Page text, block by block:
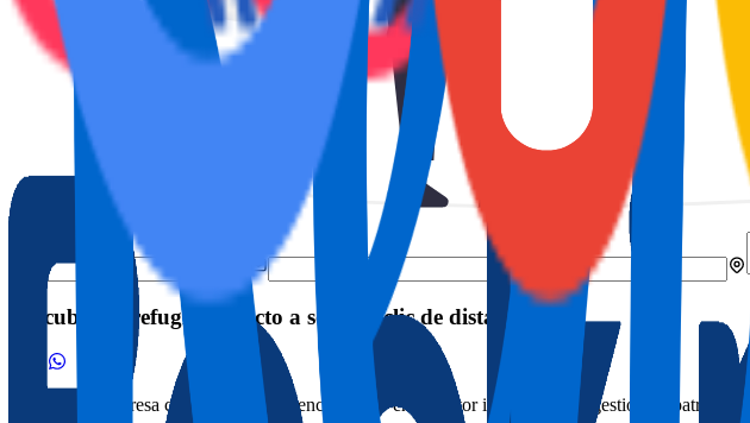
Descubre tu refugio perfecto a solo un clic de distancia.
Somos una empresa con amplia experiencia <br /> en el sector inmobiliario y gestión de patrimonio.